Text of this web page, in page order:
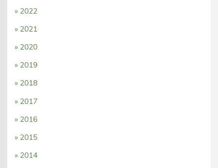
» 2022
» 2021
» 2020
» 2019
» 2018
» 2017
» 2016
» 2015
» 2014